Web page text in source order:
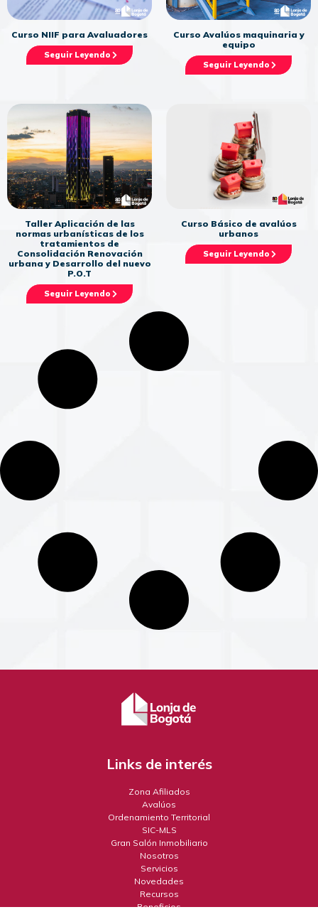
Curso NIIF para Avaluadores
Seguir Leyendo
Curso Avalúos maquinaria y
equipo
Seguir Leyendo
Taller Aplicación de las
normas urbanísticas de los
tratamientos de
Consolidación Renovación
urbana y Desarrollo del nuevo
P.O.T
Seguir Leyendo
Curso Básico de avalúos
urbanos
Seguir Leyendo
Links de interés
Zona Afiliados
Avalúos
Ordenamiento Territorial
SIC-MLS
Gran Salón Inmobiliario
Nosotros
Servicios
Novedades
Recursos
Beneficios